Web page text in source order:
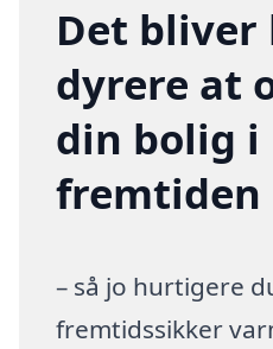
Det bliver
dyrere at
din bolig i
fremtiden
– så jo hurtigere
fremtidssikker